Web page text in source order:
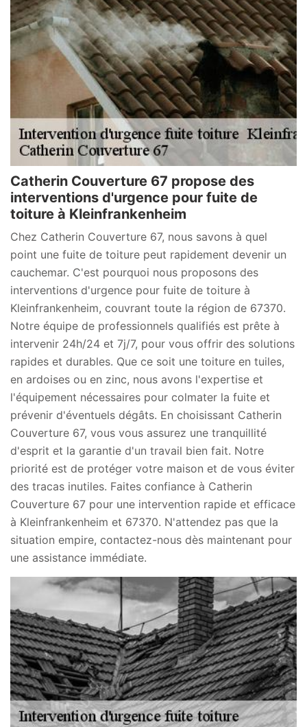
Catherin Couverture 67 propose des
interventions d'urgence pour fuite de
toiture à Kleinfrankenheim
Chez Catherin Couverture 67, nous savons à quel
point une fuite de toiture peut rapidement devenir un
cauchemar. C'est pourquoi nous proposons des
interventions d'urgence pour fuite de toiture à
Kleinfrankenheim, couvrant toute la région de 67370.
Notre équipe de professionnels qualifiés est prête à
intervenir 24h/24 et 7j/7, pour vous offrir des solutions
rapides et durables. Que ce soit une toiture en tuiles,
en ardoises ou en zinc, nous avons l'expertise et
l'équipement nécessaires pour colmater la fuite et
prévenir d'éventuels dégâts. En choisissant Catherin
Couverture 67, vous vous assurez une tranquillité
d'esprit et la garantie d'un travail bien fait. Notre
priorité est de protéger votre maison et de vous éviter
des tracas inutiles. Faites confiance à Catherin
Couverture 67 pour une intervention rapide et efficace
à Kleinfrankenheim et 67370. N'attendez pas que la
situation empire, contactez-nous dès maintenant pour
une assistance immédiate.